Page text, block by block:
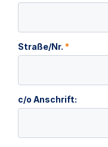
Straße/Nr. *
c/o Anschrift: